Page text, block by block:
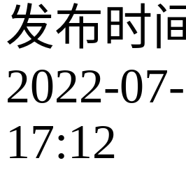
发布时
2022-
17:12